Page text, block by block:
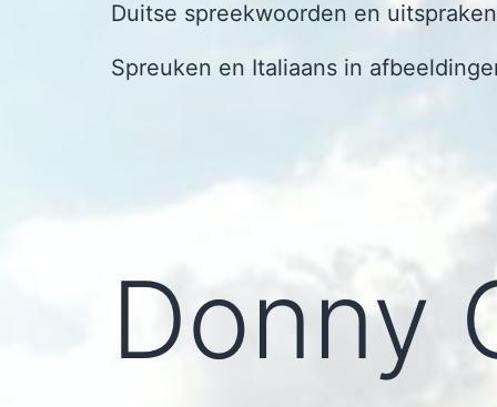
Duitse spreekwoorden en uitspraken
Spreuken en Italiaans in
Donny